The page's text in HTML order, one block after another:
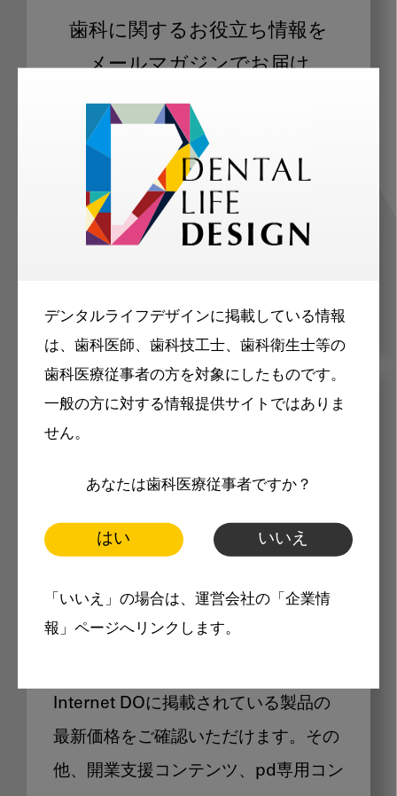
デンタルライフデザインに掲載している情報
は、歯科医師、歯科技工士、歯科衛生士等の
歯科医療従事者の方を対象にしたものです。
一般の方に対する情報提供サイトではありま
せん。
あなたは歯科医療従事者ですか？
はい いいえ
「いいえ」の場合は、運営会社の「企業情
報」ページへリンクします。
歯科に関するお役立ち情報を
メールマガジンでお届け
ご登録いただいた職種（歯科医師、歯
科衛生士、歯科技工士）に合わせた内
容のメールマガジンをお届けします。
メリット
製品価格も閲覧可能
Internet DOに掲載されている製品の
最新価格をご確認いただけます。その
他、開業支援コンテンツ、pd専用コン